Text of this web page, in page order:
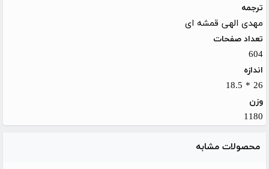
ترجمه
مهدی الهی قمشه ای
تعداد صفحات
604
اندازه
26 * 18.5
وزن
1180
محصولات مشابه